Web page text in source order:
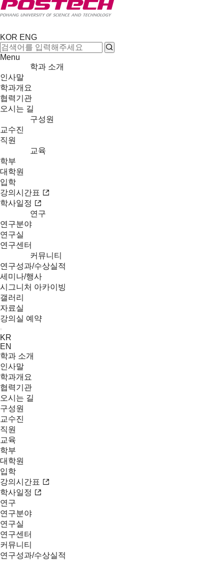
KOR ENG
Menu
학과 소개
인사말
학과개요
협력기관
오시는 길
구성원
교수진
직원
교육
학부
대학원
입학
강의시간표
학사일정
연구
연구분야
연구실
연구센터
커뮤니티
연구성과/수상실적
세미나/행사
시그니처 아카이빙
갤러리
자료실
강의실 예약
Menu
KR
EN
학과 소개
인사말
학과개요
협력기관
오시는 길
구성원
교수진
직원
교육
학부
대학원
입학
강의시간표
학사일정
연구
연구분야
연구실
연구센터
커뮤니티
연구성과/수상실적